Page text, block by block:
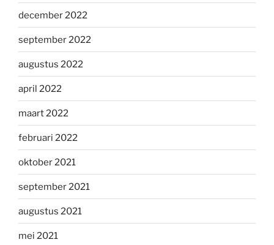
december 2022
september 2022
augustus 2022
april 2022
maart 2022
februari 2022
oktober 2021
september 2021
augustus 2021
mei 2021